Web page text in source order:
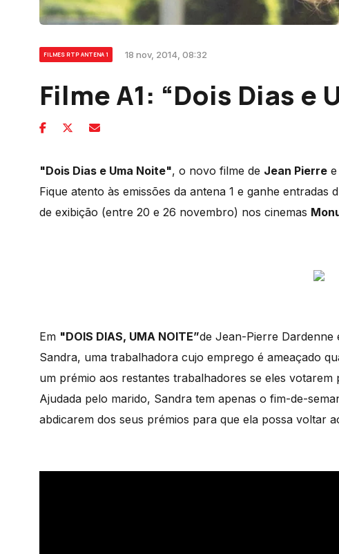
FILMES RTP ANTENA 1 18 nov, 2014, 08:32
Filme A1: “Dois Dias e
"Dois Dias e Uma Noite", o novo filme de Jean Pierre e
Fique atento às emissões da antena 1 e ganhe
de exibição (entre 20 e 26 novembro) nos cinemas
Em "DOIS DIAS, UMA NOITE”de Jean-Pierre Dardenne
Sandra, uma trabalhadora cujo emprego é ameaçado
um prémio aos restantes trabalhadores se eles
Ajudada pelo marido, Sandra tem apenas o fim-de-
abdicarem dos seus prémios para que ela possa voltar